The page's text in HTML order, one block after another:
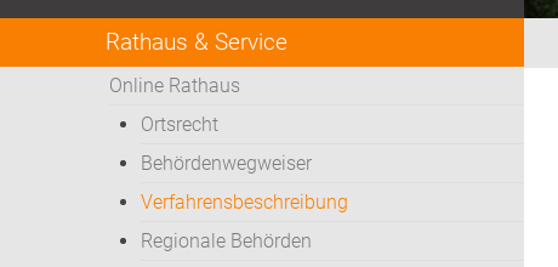
Rathaus & Service
Online Rathaus
Ortsrecht
Behördenwegweiser
Verfahrensbeschreibung
Regionale Behörden